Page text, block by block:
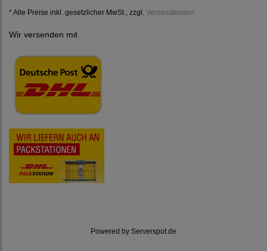
* Alle Preise inkl. gesetzlicher MwSt., zzgl. Versandkosten
Wir versenden mit
Powered by Serverspot.de